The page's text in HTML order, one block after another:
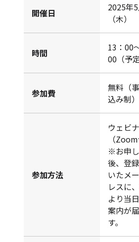
開催日
2025年
（木）
時間
13：00
00（予
参加費
無料（
込み制）
参加方法
ウェビ
（Zoom
※お申
後、登
いたメ
レスに
より当
案内が
す。